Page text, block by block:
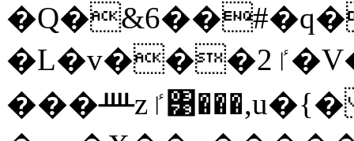
�L�v���ٵ2�V�x�T��E������~/
���ᚉzٵ͹���,u�{�